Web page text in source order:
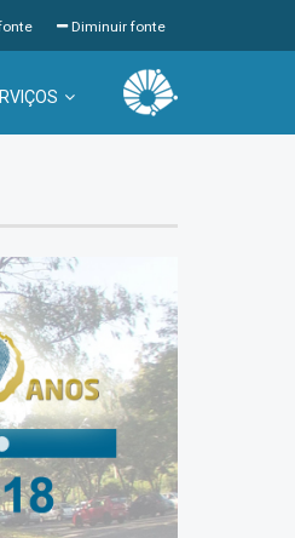
Diminuir fonte